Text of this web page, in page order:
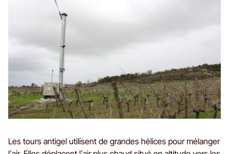
Les tours antigel utilisent de grandes hélices pour mélanger